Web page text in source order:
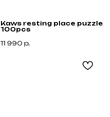
Kaws resting place puzzle
100pcs
11 990 р.